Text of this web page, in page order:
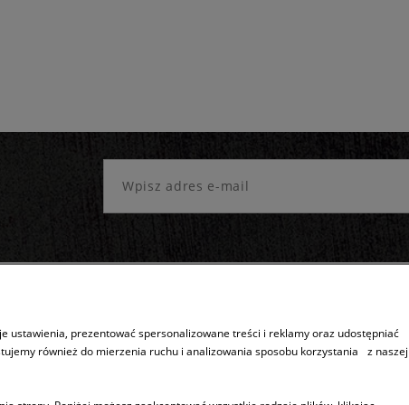
ustawienia, prezentować spersonalizowane treści i reklamy oraz udostępniać
również do mierzenia ruchu i analizowania sposobu korzystania z naszej